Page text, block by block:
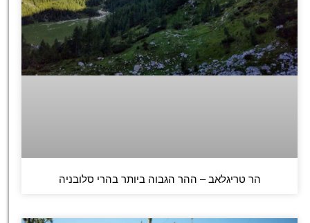
הר טריגלאב – ההר הגבוה ביותר בהרי סלובניה